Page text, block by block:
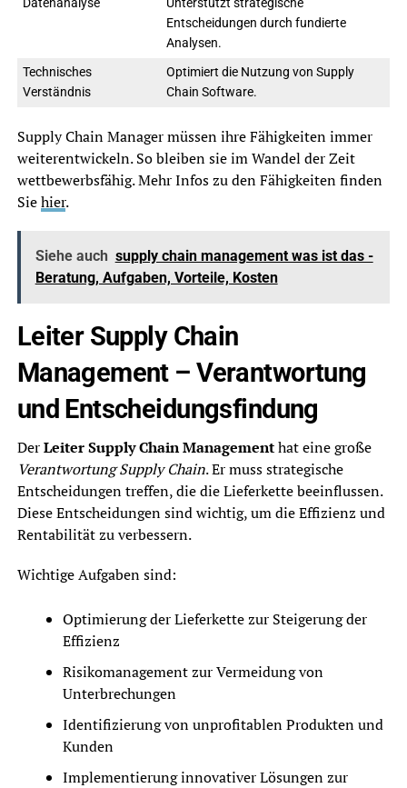
Datenanalyse
Unterstützt strategische
Entscheidungen durch fundierte
Analysen.
Technisches
Verständnis
Optimiert die Nutzung von Supply
Chain Software.
Supply Chain Manager müssen ihre Fähigkeiten immer
weiterentwickeln. So bleiben sie im Wandel der Zeit
wettbewerbsfähig. Mehr Infos zu den Fähigkeiten finden
Siehier.
Siehe auch supply chain management was ist das -
Beratung, Aufgaben, Vorteile, Kosten
Leiter Supply Chain
Management – Verantwortung
und Entscheidungsfindung
DerLeiter Supply Chain Managementhat eine große
Verantwortung Supply Chain. Er muss strategische
Entscheidungen treffen, die die Lieferkette beeinflussen.
Diese Entscheidungen sind wichtig, um die Effizienz und
Rentabilität zu verbessern.
Wichtige Aufgaben sind:
Optimierung der Lieferkette zur Steigerung der
Effizienz
Risikomanagement zur Vermeidung von
Unterbrechungen
Identifizierung von unprofitablen Produkten und
Kunden
Implementierung innovativer Lösungen zur